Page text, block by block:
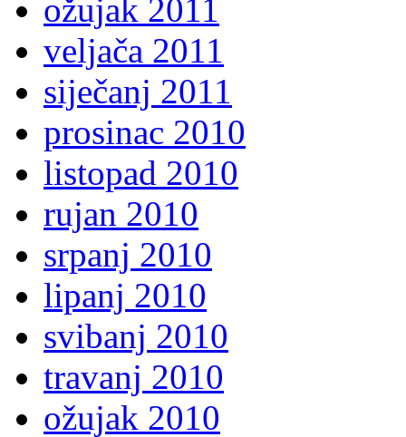
ožujak 2011
veljača 2011
siječanj 2011
prosinac 2010
listopad 2010
rujan 2010
srpanj 2010
lipanj 2010
svibanj 2010
travanj 2010
ožujak 2010